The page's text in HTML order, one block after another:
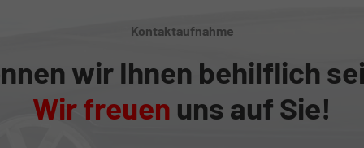
Kontaktaufnahme
wir Ihnen behilflich
Wir freuen uns auf Sie!